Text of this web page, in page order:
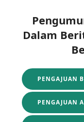
Dalam
PENGAJUAN
PENGAJUAN